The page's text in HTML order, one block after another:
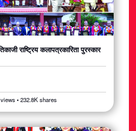
राष्ट्रिय कलापत्रकारिता पुरस्कार
• 232.8K shares